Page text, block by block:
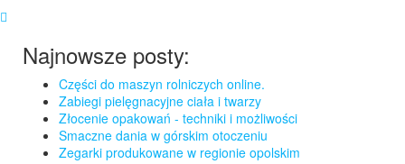
Najnowsze posty:
Części do maszyn rolniczych online.
Zabiegi pielęgnacyjne ciała i twarzy
Złocenie opakowań - techniki i możliwości
Smaczne dania w górskim otoczeniu
Zegarki produkowane w regionie opolskim